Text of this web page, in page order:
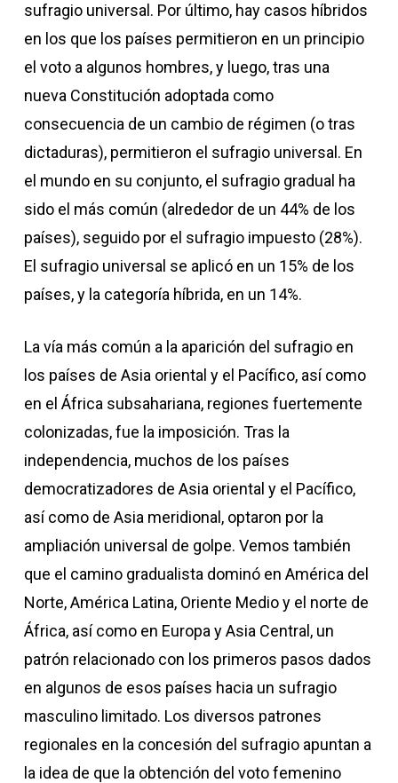
sufragio universal. Por último, hay casos híbridos
en los que los países permitieron en un principio
el voto a algunos hombres, y luego, tras una
nueva Constitución adoptada como
consecuencia de un cambio de régimen (o tras
dictaduras), permitieron el sufragio universal. En
el mundo en su conjunto, el sufragio gradual ha
sido el más común (alrededor de un 44% de los
países), seguido por el sufragio impuesto (28%).
El sufragio universal se aplicó en un 15% de los
países, y la categoría híbrida, en un 14%.
La vía más común a la aparición del sufragio en
los países de Asia oriental y el Pacífico, así como
en el África subsahariana, regiones fuertemente
colonizadas, fue la imposición. Tras la
independencia, muchos de los países
democratizadores de Asia oriental y el Pacífico,
así como de Asia meridional, optaron por la
ampliación universal de golpe. Vemos también
que el camino gradualista dominó en América del
Norte, América Latina, Oriente Medio y el norte de
África, así como en Europa y Asia Central, un
patrón relacionado con los primeros pasos dados
en algunos de esos países hacia un sufragio
masculino limitado. Los diversos patrones
regionales en la concesión del sufragio apuntan a
la idea de que la obtención del voto femenino